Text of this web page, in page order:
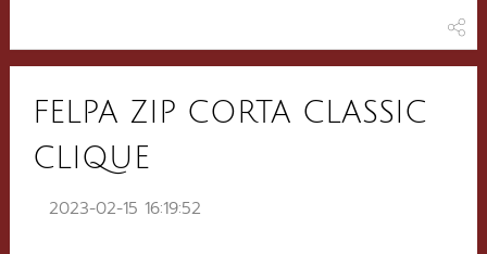
FELPA ZIP CORTA CLASSIC
CLIQUE
2023-02-15 16:19:52